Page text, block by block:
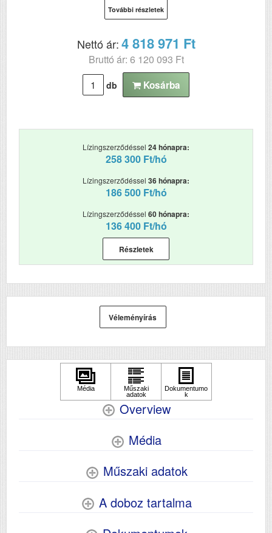
Hálózat
Wi-Fi
Igen
USB
Kétoldalas, duplex
nyomtatás
lapolvasó)
DADF (automatikus
kétoldalas lapolvasás)
Első fekete nyomat
elkészítési ideje (mp)
Papírkapacitás
Felbontás (dpi)
Papírsúly g/m2
60-350
Szkennelés
Tömeg (kg)
178
Méretek (ma x szé x mé mm)
1243x674x757
További részletek
Nettó ár:4 818 971 Ft
Bruttó ár: 6 120 093 Ft
db Kosárba
Lízingszerződéssel 24 hónapra:
258 300 Ft/hó
Lízingszerződéssel 36 hónapra:
186 500 Ft/hó
Lízingszerződéssel 60 hónapra:
136 400 Ft/hó
Részletek
Véleményírás
Overview
Média
Műszaki adatok
A doboz tartalma